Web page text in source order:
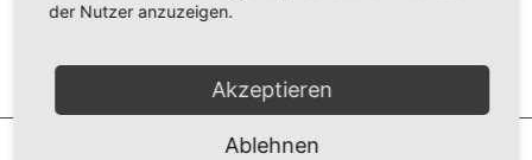
der Nutzer anzuzeigen.
Akzeptieren
Ablehnen